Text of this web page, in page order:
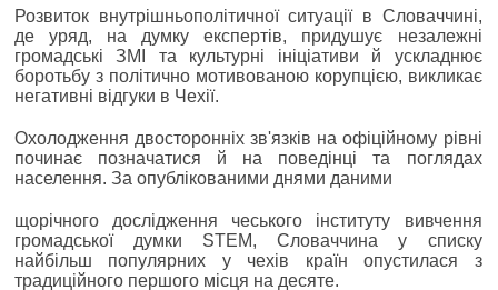
Розвиток внутрішньополітичної ситуації в Словаччині,
де уряд, на думку експертів, придушує незалежні
громадські ЗМІ та культурні ініціативи й ускладнює
боротьбу з політично мотивованою корупцією, викликає
негативні відгуки в Чехії.
Охолодження двосторонніх зв'язків на офіційному рівні
починає позначатися й на поведінці та поглядах
населення. За опублікованими днями даними
щорічного дослідження чеського інституту вивчення
громадської думки STEM, Словаччина у списку
найбільш популярних у чехів країн опустилася з
традиційного першого місця на десяте.